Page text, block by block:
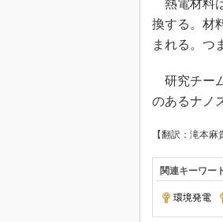
熱電材料
換する。材
まれる。つ
研究チー
のあるナノ
【翻訳：滝本麻
関連キーワー
環境発電